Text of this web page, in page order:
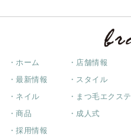
・ホーム ・店舗情報
・最新情報 ・スタイル
・ネイル ・まつ毛エクステ
・商品 ・成人式
・採用情報